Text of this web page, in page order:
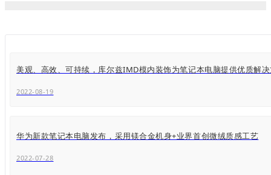
美观、高效、可持续，库尔兹IMD模内装饰为笔记本电脑提供优质解
2022-08-19
华为新款笔记本电脑发布，采用镁合金机身+业界首创微绒质感工艺
2022-07-28